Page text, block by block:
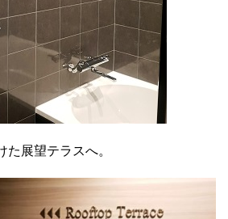
た展望テラスへ。